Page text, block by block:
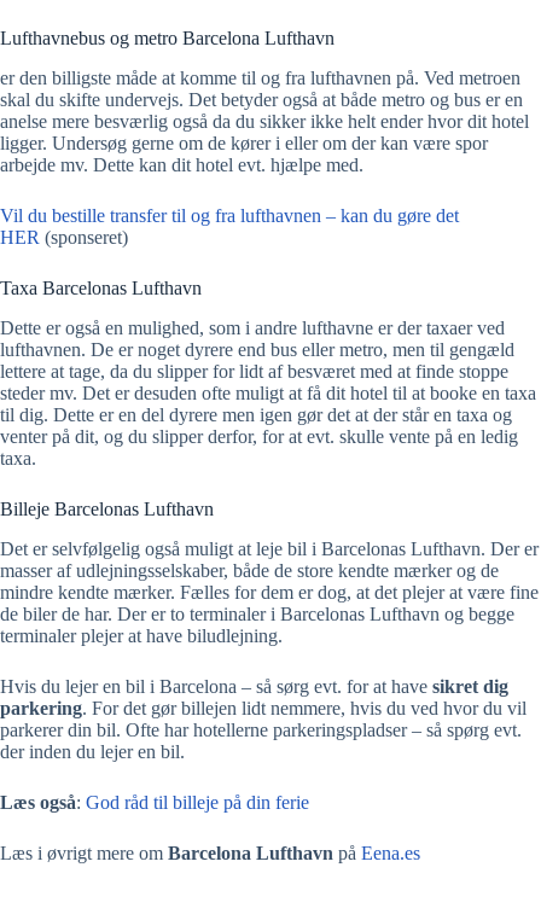
Lufthavnebus og metro Barcelona Lufthavn
er den billigste måde at komme til og fra lufthavnen på. Ved metroen
skal du skifte undervejs. Det betyder også at både metro og bus er en
anelse mere besværlig også da du sikker ikke helt ender hvor dit hotel
ligger. Undersøg gerne om de kører i eller om der kan være spor
arbejde mv. Dette kan dit hotel evt. hjælpe med.
Vil du bestille transfer til og fra lufthavnen – kan du gøre det
HER (sponseret)
Taxa Barcelonas Lufthavn
Dette er også en mulighed, som i andre lufthavne er der taxaer ved
lufthavnen. De er noget dyrere end bus eller metro, men til gengæld
lettere at tage, da du slipper for lidt af besværet med at finde stoppe
steder mv. Det er desuden ofte muligt at få dit hotel til at booke en taxa
til dig. Dette er en del dyrere men igen gør det at der står en taxa og
venter på dit, og du slipper derfor, for at evt. skulle vente på en ledig
taxa.
Billeje Barcelonas Lufthavn
Det er selvfølgelig også muligt at leje bil i Barcelonas Lufthavn. Der er
masser af udlejningsselskaber, både de store kendte mærker og de
mindre kendte mærker. Fælles for dem er dog, at det plejer at være fine
de biler de har. Der er to terminaler i Barcelonas Lufthavn og begge
terminaler plejer at have biludlejning.
Hvis du lejer en bil i Barcelona – så sørg evt. for at have sikret dig
parkering. For det gør billejen lidt nemmere, hvis du ved hvor du vil
parkerer din bil. Ofte har hotellerne parkeringspladser – så spørg evt.
der inden du lejer en bil.
Læs også: God råd til billeje på din ferie
Læs i øvrigt mere om Barcelona Lufthavn på Eena.es